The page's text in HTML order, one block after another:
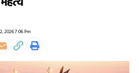
2026 7:06 Pm